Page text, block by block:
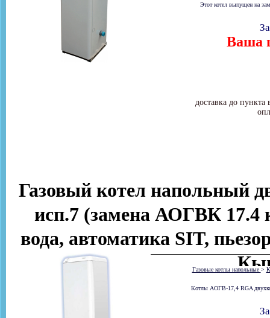
Этот котел выпущен на
Ваша
доставка до
Газовый котел напольный
исп.7 (замена АОГВК 17.4
вода, автоматика SIT,
Газовые котлы напольные >
Котлы АОГВ-17,4 RGA